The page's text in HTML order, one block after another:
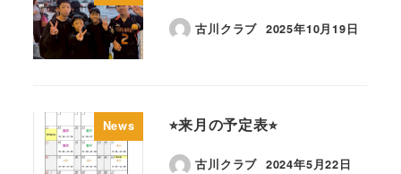
古川クラブ 2025年10月19日
News ⭐︎来月の予定表⭐︎
古川クラブ 2024年5月22日